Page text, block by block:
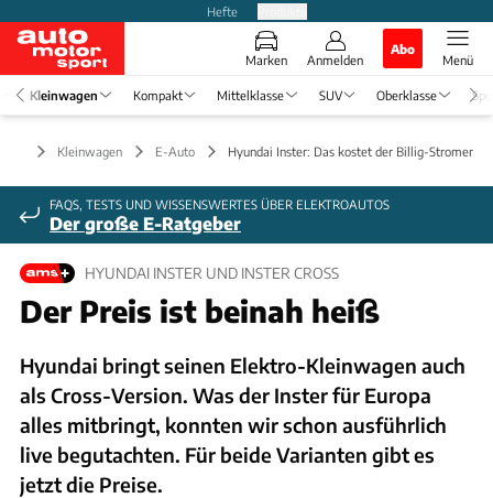
Hefte
Marken Anmelden
Abo
Menü
Kleinwagen Kompakt Mittelklasse SUV Oberklasse
Kleinwagen E-Auto Hyundai Inster: Das kostet der Billig-Stromer
FAQS, TESTS UND WISSENSWERTES ÜBER ELEKTROAUTOS
Der große E-Ratgeber
HYUNDAI INSTER UND INSTER CROSS
Der Preis ist beinah heiß
Hyundai bringt seinen Elektro-Kleinwagen auch
als Cross-Version. Was der Inster für Europa
alles mitbringt, konnten wir schon ausführlich
live begutachten. Für beide Varianten gibt es
jetzt die Preise.